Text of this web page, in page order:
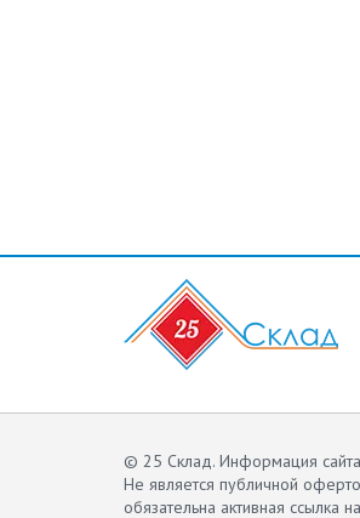
© 25 Склад. Информация
Не является публичной
обязательна активная ссылка